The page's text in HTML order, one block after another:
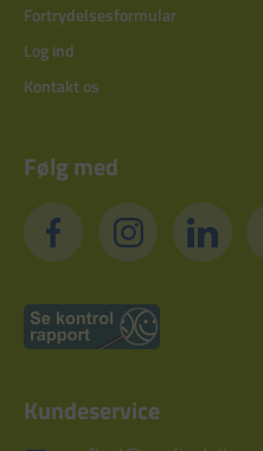
Fortrydelsesformular
Log ind
Kontakt os
Følg med
Kundeservice